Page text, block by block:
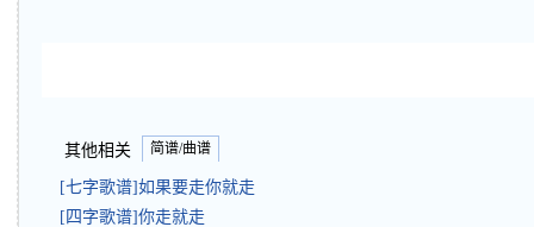
其他相关 简谱/曲谱
[七字歌谱]如果要走你就走
[四字歌谱]你走就走